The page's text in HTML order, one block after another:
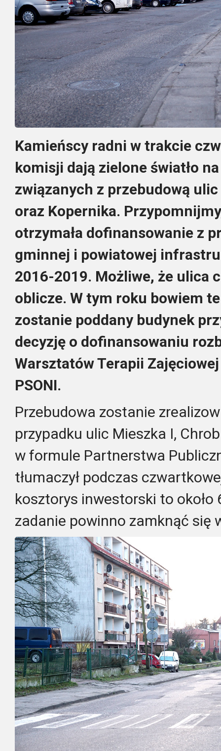
Kamieńscy radni w trakcie
komisji dają zielone światło
związanych z przebudową
oraz Kopernika.
otrzymała dofinansowanie z
gminnej i powiatowej
2016-2019. Możliwe, że ulica
oblicze. W tym roku bowiem
zostanie poddany budynek
decyzję o dofinansowaniu
Warsztatów Terapii
PSONI.
Przebudowa zostanie
przypadku ulic Mieszka I,
w formule Partnerstwa
tłumaczył podczas
kosztorys inwestorski to około
zadanie powinno zamknąć się